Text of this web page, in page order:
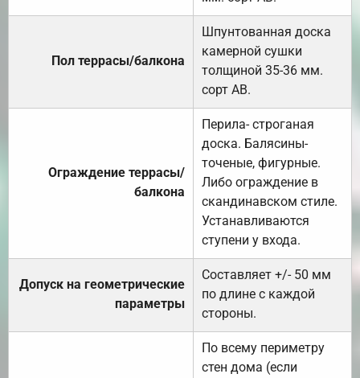
Пол террасы/балкона
Шпунтованная доска
камерной сушки
толщиной 35-36 мм.
сорт АВ.
Ограждение террасы/
балкона
Перила- строганая
доска. Балясины-
точеные, фигурные.
Либо ограждение в
скандинавском стиле.
Устанавливаются
ступени у входа.
Допуск на геометрические
параметры
Составляет +/- 50 мм
по длине с каждой
стороны.
По всему периметру
стен дома (если